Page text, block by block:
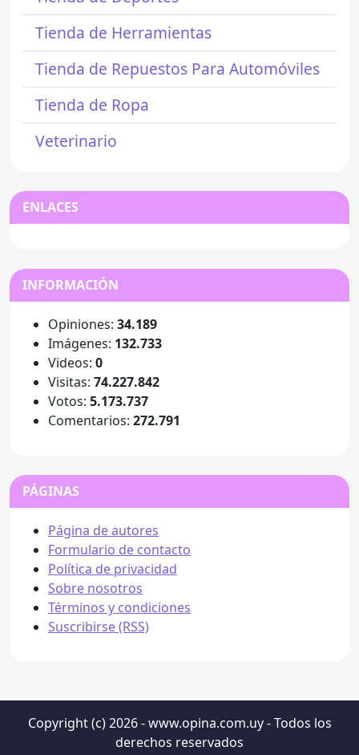
Tienda de Herramientas
Tienda de Repuestos Para Automóviles
Tienda de Ropa
Veterinario
ENLACES
INFORMACIÓN
Opiniones: 34.189
Imágenes: 132.733
Videos: 0
Visitas: 74.227.842
Votos: 5.173.737
Comentarios: 272.791
PÁGINAS
Página de autores
Formulario de contacto
Política de privacidad
Sobre nosotros
Términos y condiciones
Suscribirse (RSS)
Copyright (c) 2026 - www.opina.com.uy - Todos los
derechos reservados